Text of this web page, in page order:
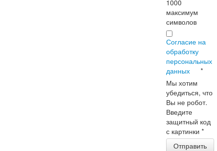
1000
максимум
символов
Согласие на
обработку
персональных
данных
*
Мы хотим
убедиться, что
Вы не робот.
Введите
защитный код
с картинки*
Отправить